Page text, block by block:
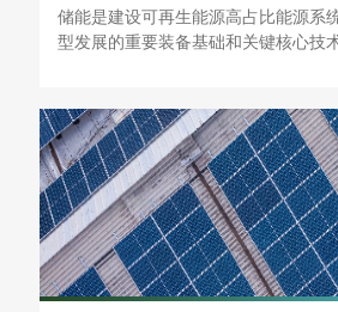
储能是建设可再生能源高占比能源系
型发展的重要装备基础和关键核心技
统实时平衡的“刚性”电力系统变得“柔
源系统的灵活性、稳定性和电网友好
能源的消纳水平。